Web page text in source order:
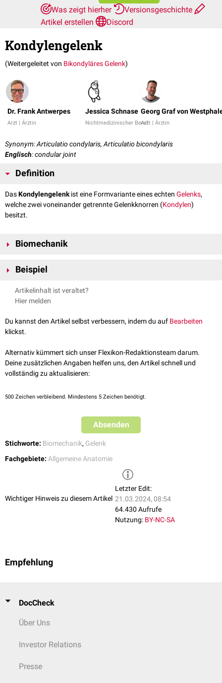
Was zeigt hierher
Versionsgeschichte
Artikel erstellen
Discord
Kondylengelenk
(Weitergeleitet von Bikondyläres Gelenk)
Dr. Frank Antwerpes
Arzt | Ärztin
Jessica Schnase
Nichtmedizinischer Beruf
Georg Graf von
Arzt | Ärztin
Synonym: Articulatio condylaris, Articulatio bicondylaris
Englisch: condular joint
Definition
DasKondylengelenkist eine Formvariante eines echten Gelenks,
welche zwei voneinander getrennte Gelenkknorren (Kondylen)
besitzt.
Biomechanik
ausladendeFlexions
Beispiel
Das wichtigste Kondylengelenk des menschlichen Körpers ist das
Artikelinhalt ist veraltet?
Hier melden
Du kannst den Artikel selbst verbessern, indem du auf Bearbeiten
klickst.
Alternativ kümmert sich unser Flexikon-Redaktionsteam darum.
Deine zusätzlichen Angaben helfen uns, den Artikel schnell und
vollständig zu aktualisieren:
500 Zeichen verbleibend. Mindestens 5 Zeichen benötigt.
Absenden
Stichworte: Biomechanik, Gelenk
Fachgebiete: Allgemeine Anatomie
Wichtiger Hinweis zu diesem Artikel
Letzter Edit:
21.03.2024, 08:54
64.430 Aufrufe
Nutzung: BY-NC-SA
Empfehlung
DocCheck
Über Uns
Investor Relations
Presse